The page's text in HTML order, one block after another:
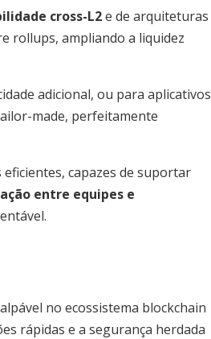
cross-L2e de arquiteturas
rollups, ampliando a liquidez
adicional, ou para aplicativos
made, perfeitamente
capazes de suportar
entre equipes e
no ecossistema blockchain
rápidas e a segurança herdada